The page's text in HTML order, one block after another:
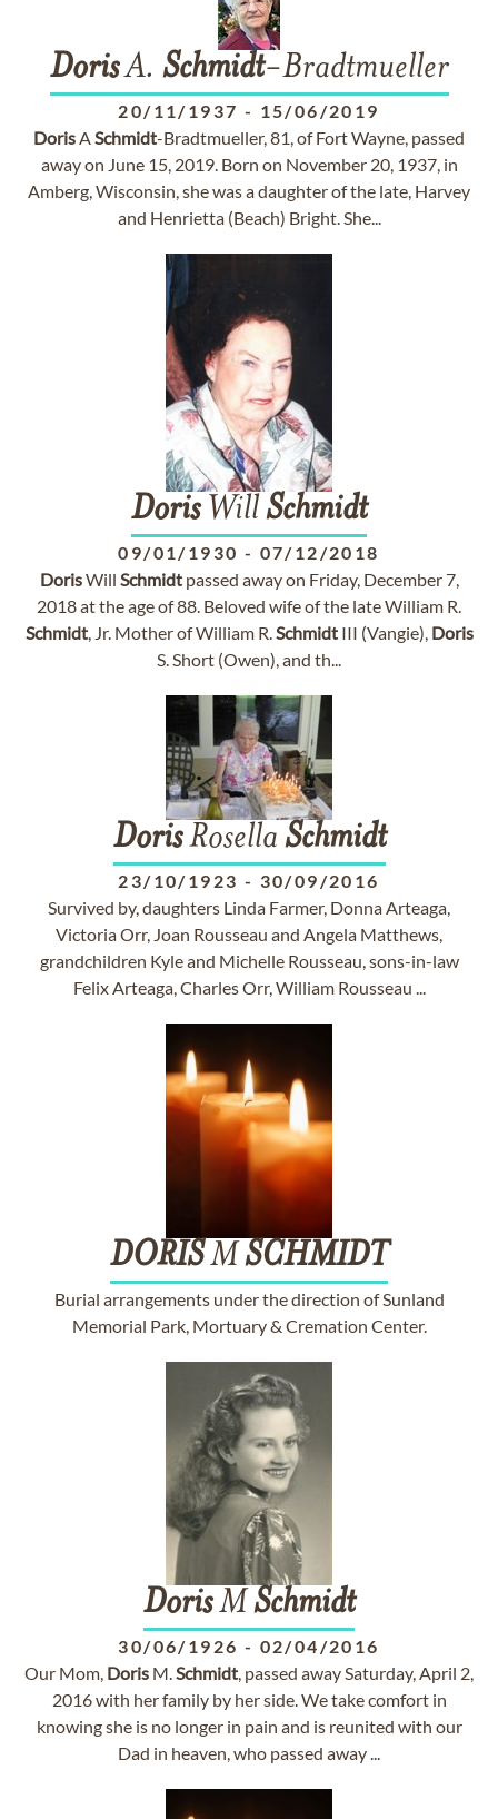
DorisA. Schmidt-Bradtmueller
20/11/1937 - 15/06/2019
DorisASchmidt-Bradtmueller, 81, of Fort Wayne, passed
away on June 15, 2019. Born on November 20, 1937, in
Amberg, Wisconsin, she was a daughter of the late, Harvey
and Henrietta (Beach) Bright. She...
DorisWillSchmidt
09/01/1930 - 07/12/2018
DorisWill Schmidtpassed away on Friday, December 7,
2018 at the age of 88. Beloved wife of the late William R.
Schmidt, Jr. Mother of William R.SchmidtIII (Vangie), Doris
S. Short (Owen), and th...
DorisRosella Schmidt
23/10/1923 - 30/09/2016
Survived by, daughters Linda Farmer, Donna Arteaga,
Victoria Orr, Joan Rousseau and Angela Matthews,
grandchildren Kyle and Michelle Rousseau, sons-in-law
Felix Arteaga, Charles Orr, William Rousseau ...
DORISM SCHMIDT
Burial arrangements under the direction of Sunland
Memorial Park, Mortuary & Cremation Center.
DorisM Schmidt
30/06/1926 - 02/04/2016
Our Mom, Doris M.Schmidt, passed away Saturday, April 2,
2016 with her family by her side. We take comfort in
knowing she is no longer in pain and is reunited with our
Dad in heaven, who passed away ...